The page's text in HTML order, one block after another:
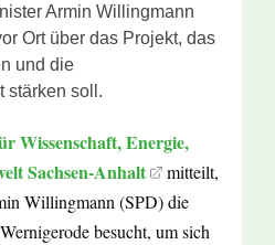
Armin Willingmann
Ort über das Projekt, das
und die
stärken soll.
Wissenschaft, Energie,
Sachsen-Anhalt
mitteilt,
Willingmann (SPD) die
besucht, um sich